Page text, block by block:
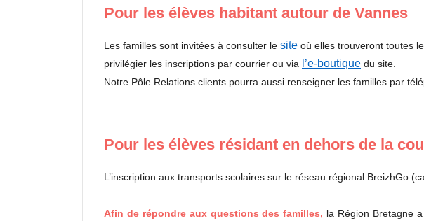
Pour les élèves habitant autour de Vannes
Les familles sont invitées à consulter le site où elles trouveront toutes
privilégier les inscriptions par courrier ou via
l’e-boutique du site.
Notre Pôle Relations clients pourra aussi renseigner les familles par
Pour les élèves résidant en dehors de la
L’inscription aux transports scolaires sur le réseau régional BreizhGo
Afin de répondre aux questions des familles, la Région Bretagne